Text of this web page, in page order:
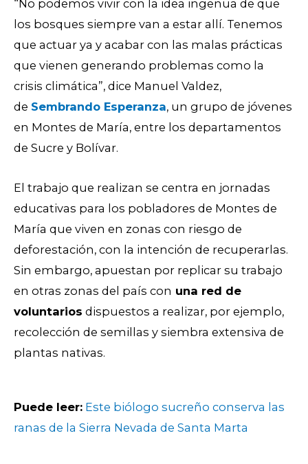
“No podemos vivir con la idea ingenua de que
los bosques siempre van a estar allí. Tenemos
que actuar ya y acabar con las malas prácticas
que vienen generando problemas como la
crisis climática”, dice Manuel Valdez,
de Sembrando Esperanza, un grupo de jóvenes
en Montes de María, entre los departamentos
de Sucre y Bolívar.
El trabajo que realizan se centra en jornadas
educativas para los pobladores de Montes de
María que viven en zonas con riesgo de
deforestación, con la intención de recuperarlas.
Sin embargo, apuestan por replicar su trabajo
en otras zonas del país con una red de
voluntarios dispuestos a realizar, por ejemplo,
recolección de semillas y siembra extensiva de
plantas nativas.
Puede leer: Este biólogo sucreño conserva las
ranas de la Sierra Nevada de Santa Marta